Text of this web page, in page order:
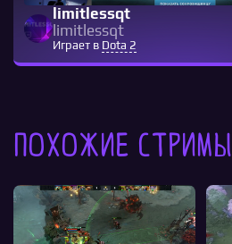
limitlessqt
limitlessqt
Играет в Dota 2
Похожие стримы